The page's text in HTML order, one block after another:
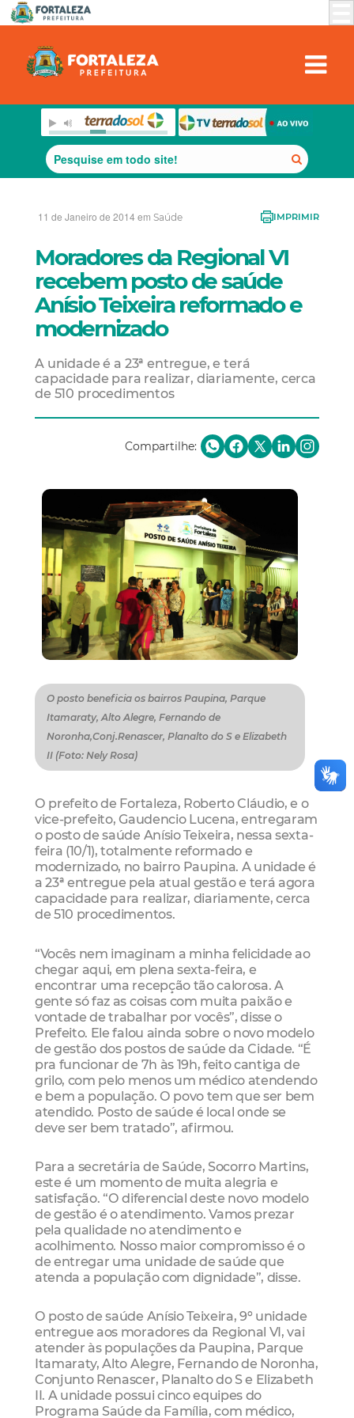
11 de Janeiro de 2014 em Saúde IMPRIMIR
Moradores da Regional VI
recebem posto de saúde
Anísio Teixeira reformado e
modernizado
A unidade é a 23ª entregue, e terá
capacidade para realizar, diariamente, cerca
de 510 procedimentos
Compartilhe:
O posto beneficia os bairros Paupina, Parque
Itamaraty, Alto Alegre, Fernando de
Noronha,Conj.Renascer, Planalto do S e Elizabeth
II (Foto: Nely Rosa)
O prefeito de Fortaleza, Roberto Cláudio, e o
vice-prefeito, Gaudencio Lucena, entregaram
o posto de saúde Anísio Teixeira, nessa sexta-
feira (10/1), totalmente reformado e
modernizado, no bairro Paupina. A unidade é
a 23ª entregue pela atual gestão e terá agora
capacidade para realizar, diariamente, cerca
de 510 procedimentos.
“Vocês nem imaginam a minha felicidade ao
chegar aqui, em plena sexta-feira, e
encontrar uma recepção tão calorosa. A
gente só faz as coisas com muita paixão e
vontade de trabalhar por vocês”, disse o
Prefeito. Ele falou ainda sobre o novo modelo
de gestão dos postos de saúde da Cidade. “É
pra funcionar de 7h às 19h, feito cantiga de
grilo, com pelo menos um médico atendendo
e bem a população. O povo tem que ser bem
atendido. Posto de saúde é local onde se
deve ser bem tratado”, afirmou.
Para a secretária de Saúde, Socorro Martins,
este é um momento de muita alegria e
satisfação. “O diferencial deste novo modelo
de gestão é o atendimento. Vamos prezar
pela qualidade no atendimento e
acolhimento. Nosso maior compromisso é o
de entregar uma unidade de saúde que
atenda a população com dignidade”, disse.
O posto de saúde Anísio Teixeira, 9º unidade
entregue aos moradores da Regional VI, vai
atender às populações da Paupina, Parque
Itamaraty, Alto Alegre, Fernando de Noronha,
Conjunto Renascer, Planalto do S e Elizabeth
II. A unidade possui cinco equipes do
Programa Saúde da Família, com médico,